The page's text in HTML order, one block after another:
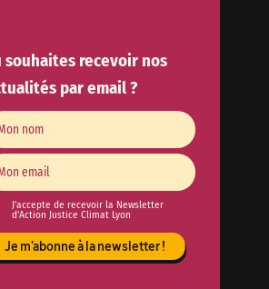
souhaites recevoir nos
par email ?
J'accepte de recevoir la Newsletter
d'Action Justice Climat Lyon